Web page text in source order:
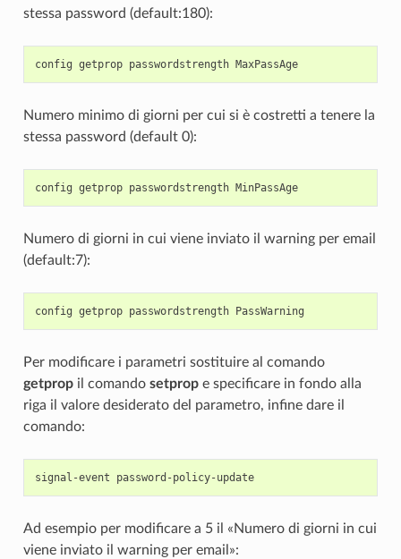
stessa password (default:180):
config getprop passwordstrength MaxPassAge
Numero minimo di giorni per cui si è costretti a tenere la
stessa password (default 0):
config getprop passwordstrength MinPassAge
Numero di giorni in cui viene inviato il warning per email
(default:7):
Per modificare i parametri sostituire al comando
getpropil comando setprope specificare in fondo alla
riga il valore desiderato del parametro, infine dare il
comando:
signal-event password-policy-update
Ad esempio per modificare a 5 il «Numero di giorni in cui
viene inviato il warning per email»: